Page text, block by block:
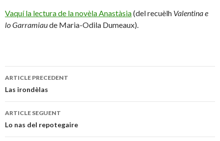
Vaquí la lectura de la novèla Anastàsia(del recuèlh Valentina e
lo Garramiaude Maria-Odila Dumeaux).
Navigacion
dels
articles
ARTICLE PRECEDENT
Las irondèlas
ARTICLE SEGUENT
Lo nas del repotegaire